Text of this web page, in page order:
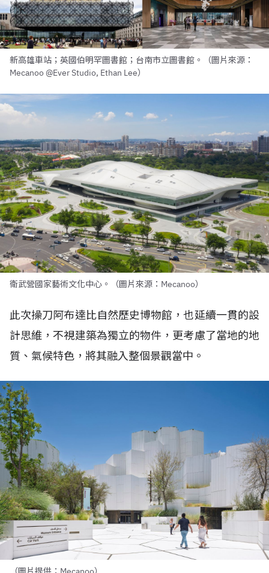
新高雄車站；英國伯明罕圖書館；台南市立圖書館。（圖片來源：
Mecanoo @Ever Studio, Ethan Lee）
衛武營國家藝術文化中心。（圖片來源：Mecanoo）
此次操刀阿布達比自然歷史博物館，也延續一貫的設
計思維，不視建築為獨立的物件，更考慮了當地的地
質、氣候特色，將其融入整個景觀當中。